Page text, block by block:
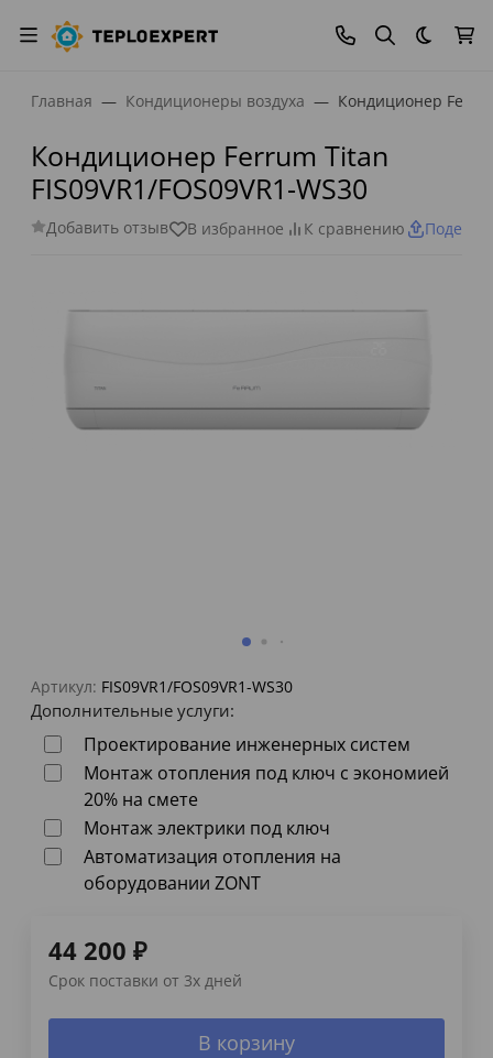
Темная
Главная Кондиционеры воздуха Кондиционер
Кондиционер Ferrum Titan
FIS09VR1/FOS09VR1-WS30
Добавить отзыв В избранное К сравнению
Артикул: FIS09VR1/FOS09VR1-WS30
Дополнительные услуги:
Проектирование инженерных систем
Монтаж отопления под ключ с экономией
20% на смете
Монтаж электрики под ключ
Автоматизация отопления на
оборудовании ZONT
44 200 ₽
Срок поставки от 3х дней
В корзину